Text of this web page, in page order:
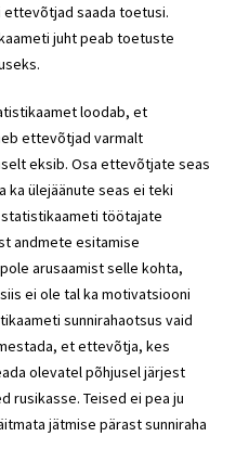
ettevõtjad saada toetusi.
juht peab toetuste
loodab, et
ettevõtjad varmalt
eksib. Osa ettevõtjate seas
ülejäänute seas ei teki
töötajate
andmete esitamise
arusaamist selle kohta,
ei ole tal ka motivatsiooni
sunnirahaotsus vaid
et ettevõtja, kes
olevatel põhjusel järjest
rusikasse. Teised ei pea ju
jätmise pärast sunniraha